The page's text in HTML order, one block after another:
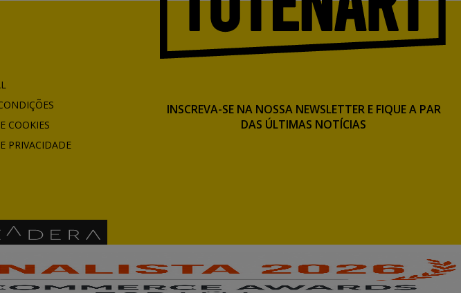
COOKIES
PRIVACIDADE
INSCREVA-SE NA NOSSA NEWSLETTER E FIQUE A PAR
DAS ÚLTIMAS NOTÍCIAS